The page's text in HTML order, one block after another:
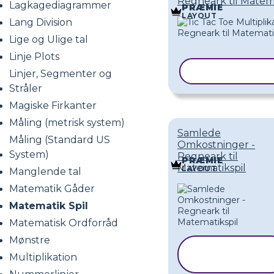
Lagkagediagrammer
Lang Division
Lige og Ulige tal
Linje Plots
Linjer, Segmenter og
Stråler
Magiske Firkanter
Måling (metrisk system)
Måling (Standard US
System)
Manglende tal
Matematik Gåder
Matematik Spil
Matematisk Ordforråd
Mønstre
Multiplikation
PRÆMIE
LAYOUT
Samlede
Omkostninger -
Regneark til
Matematikspil
PRÆMIE
LAYOUT